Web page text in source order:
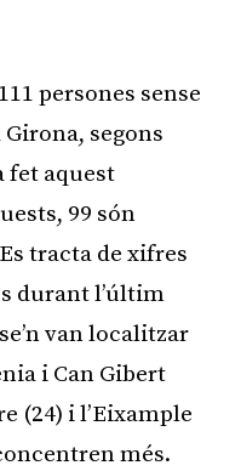
persones sense
segons
fet aquest
99 són
tracta de xifres
durant l’últim
van localitzar
i Can Gibert
(24) i l’Eixample
més.